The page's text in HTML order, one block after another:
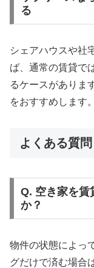
る
シェアハウスや社
ば、通常の賃貸で
るケースがありま
をおすすめします。
よくある質問
Q. 空き家を賃
か？
物件の状態によっ
グだけで済む場合